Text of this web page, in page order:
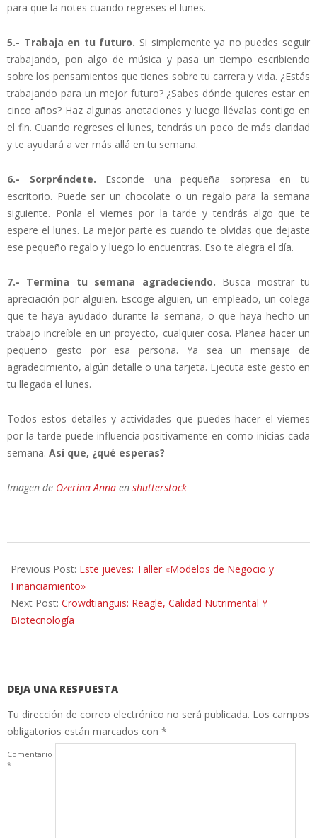
para que la notes cuando regreses el lunes.
5.- Trabaja en tu futuro. Si simplemente ya no puedes seguir
trabajando, pon algo de música y pasa un tiempo escribiendo
sobre los pensamientos que tienes sobre tu carrera y vida. ¿Estás
trabajando para un mejor futuro? ¿Sabes dónde quieres estar en
cinco años? Haz algunas anotaciones y luego llévalas contigo en
el fin. Cuando regreses el lunes, tendrás un poco de más claridad
y te ayudará a ver más allá en tu semana.
6.- Sorpréndete. Esconde una pequeña sorpresa en tu
escritorio. Puede ser un chocolate o un regalo para la semana
siguiente. Ponla el viernes por la tarde y tendrás algo que te
espere el lunes. La mejor parte es cuando te olvidas que dejaste
ese pequeño regalo y luego lo encuentras. Eso te alegra el día.
7.- Termina tu semana agradeciendo. Busca mostrar tu
apreciación por alguien. Escoge alguien, un empleado, un colega
que te haya ayudado durante la semana, o que haya hecho un
trabajo increíble en un proyecto, cualquier cosa. Planea hacer un
pequeño gesto por esa persona. Ya sea un mensaje de
agradecimiento, algún detalle o una tarjeta. Ejecuta este gesto en
tu llegada el lunes.
Todos estos detalles y actividades que puedes hacer el viernes
por la tarde puede influencia positivamente en como inicias cada
semana. Así que, ¿qué esperas?
Imagen de Ozerina Anna en shutterstock
05-
29
Previous Post: Este jueves: Taller «Modelos de Negocio y
Financiamiento»
Next Post: Crowdtianguis: Reagle, Calidad Nutrimental Y
Biotecnología
DEJA UNA RESPUESTA
Tu dirección de correo electrónico no será publicada. Los campos
obligatorios están marcados con *
Comentario
*